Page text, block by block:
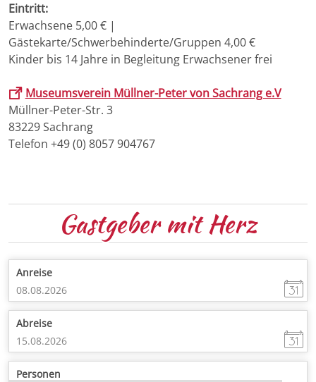
Eintritt:
Erwachsene 5,00 € |
Gästekarte/Schwerbehinderte/Gruppen 4,00 €
Kinder bis 14 Jahre in Begleitung Erwachsener frei
Museumsverein Müllner-Peter von Sachrang e.V
Müllner-Peter-Str. 3
83229 Sachrang
Telefon +49 (0) 8057 904767
Gastgebermit Herz
Anreise
Abreise
Personen